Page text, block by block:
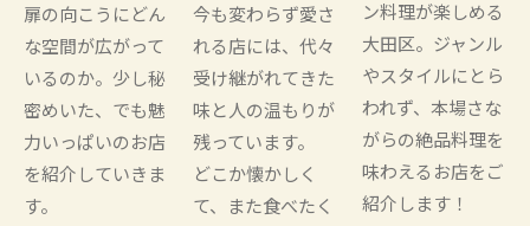
扉の向こうにどん
な空間が広がって
いるのか。少し秘
密めいた、でも魅
力いっぱいのお店
を紹介していきま
す。
今も変わらず愛さ
れる店には、代々
受け継がれてきた
味と人の温もりが
残っています。
どこか懐かしく
て、また食べたく
ン料理が楽しめる
大田区。ジャンル
やスタイルにとら
われず、本場さな
がらの絶品料理を
味わえるお店をご
紹介します！